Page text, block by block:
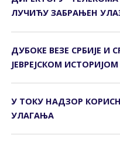
ЛУЧИЋУ ЗАБРАЊЕН
ДУБОКЕ ВЕЗЕ СРБИЈЕ И
ЈЕВРЕЈСКОМ ИСТОРИЈОМ
У ТОКУ НАДЗОР
УЛАГАЊА